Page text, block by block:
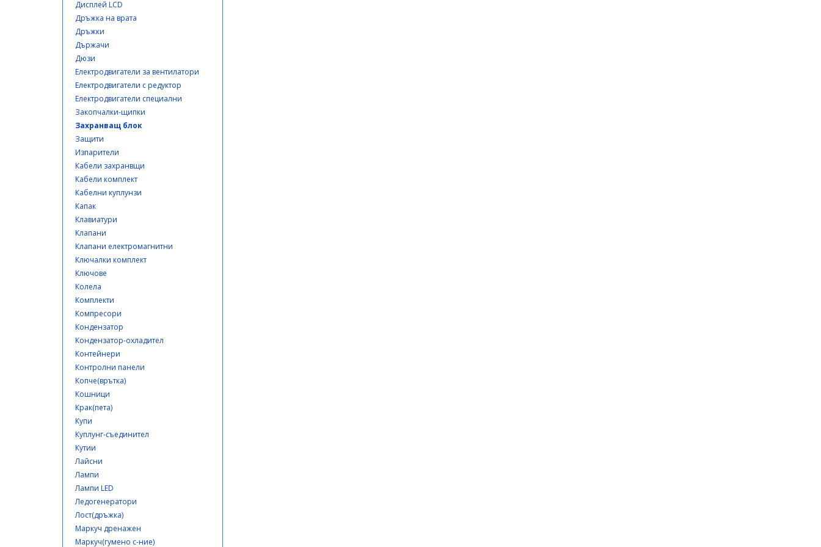
Дисплей LCD
Дръжка на врата
Дръжки
Държачи
Дюзи
Електродвигатели за вентилатори
Електродвигатели с редуктор
Електродвигатели специални
Закопчалки-щипки
Захранващ блок
Защити
Изпарители
Кабели захранвщи
Кабели комплект
Кабелни куплунзи
Капак
Клавиатури
Клапани
Клапани електромагнитни
Ключалки комплект
Ключове
Колела
Комплекти
Компресори
Кондензатор
Кондензатор-охладител
Контейнери
Контролни панели
Копче(врътка)
Кошници
Крак(пета)
Купи
Куплунг-съединител
Кутии
Лайсни
Лампи
Лампи LED
Ледогенератори
Лост(дръжка)
Маркуч дренажен
Маркуч(гумено с-ние)